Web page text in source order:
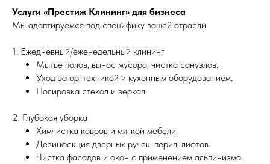
Услуги «Престиж Клининг» для бизнеса
Мы адаптируемся под специфику вашей отрасли:
1. Ежедневный/еженедельный клининг
Мытье полов, вынос мусора, чистка санузлов.
Уход за оргтехникой и кухонным оборудованием.
Полировка стекол и зеркал.
2. Глубокая уборка
Химчистка ковров и мягкой мебели.
Дезинфекция дверных ручек, перил, лифтов.
Чистка фасадов и окон с применением альпинизма.